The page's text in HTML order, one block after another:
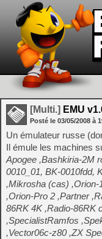
[Multi.] EMU
Posté le 03/05/2008 à
Un émulateur russe
Il émule les machines
Apogee ,Bashkiria-2M
0010_01, BK-0010fdd,
,Mikrosha (cas) ,Orion-
,Orion-Pro 2 ,Partner
86RK 4K ,Radio-86RK
,SpecialistRamfos
,Vector06c-z80 ,ZX